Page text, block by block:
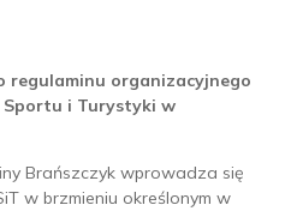
regulaminu organizacyjnego
Sportu i Turystyki w
Brańszczyk wprowadza się
w brzmieniu określonym w